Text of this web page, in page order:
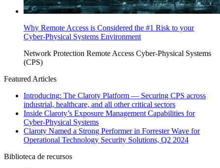
Why Remote Access is Considered the #1 Risk to your
Cyber-Physical Systems Environment
Network Protection Remote Access Cyber-Physical Systems
(CPS)
Featured Articles
Introducing: The Claroty Platform — Securing CPS across
industrial, healthcare, and all other critical sectors
Inside Claroty’s Exposure Management Capabilities for
Cyber-Physical Systems
Claroty Named a Strong Performer in Forrester Wave for
Operational Technology Security Solutions, Q2 2024
Biblioteca de recursos